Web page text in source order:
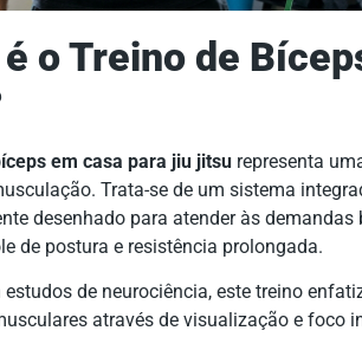
é o Treino de
em casa para jiu jitsu representa
Trata-se de um sistema
desenhado para atender às
de postura e resistência prolongada.
de neurociência, este treino
através de visualização e foco